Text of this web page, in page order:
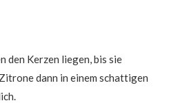
den Kerzen liegen, bis sie
dann in einem schattigen